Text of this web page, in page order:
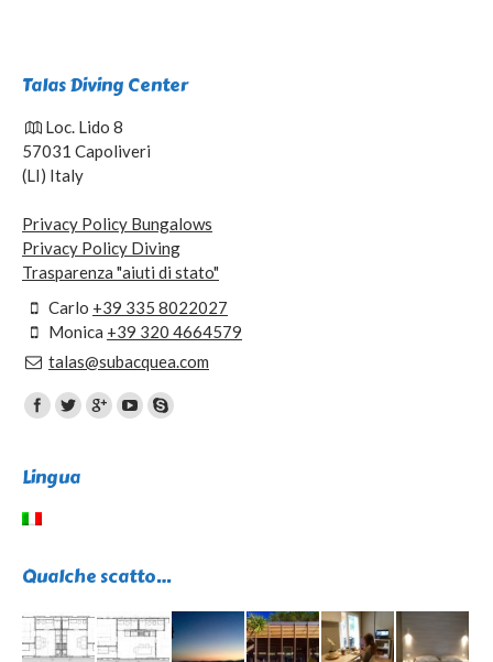
Talas Diving Center
Loc. Lido 8
57031 Capoliveri
(LI) Italy
Privacy Policy Bungalows
Privacy Policy Diving
Trasparenza "aiuti di stato"
Carlo +39 335 8022027
Monica +39 320 4664579
talas@subacquea.com
Trovaci su:
Lingua
Qualche scatto…